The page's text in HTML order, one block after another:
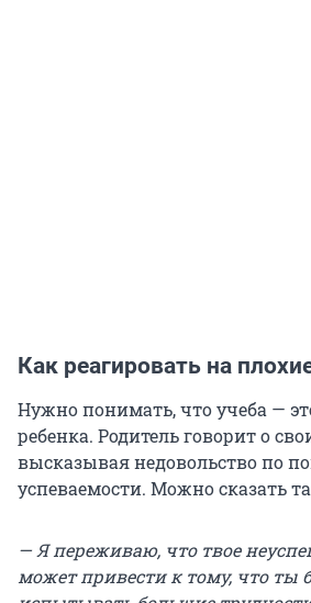
Как реагировать на
Нужно понимать, что учеба —
ребенка. Родитель говорит о
высказывая недовольство по
успеваемости. Можно сказать
— Я переживаю, что твое
может привести к тому, что ты